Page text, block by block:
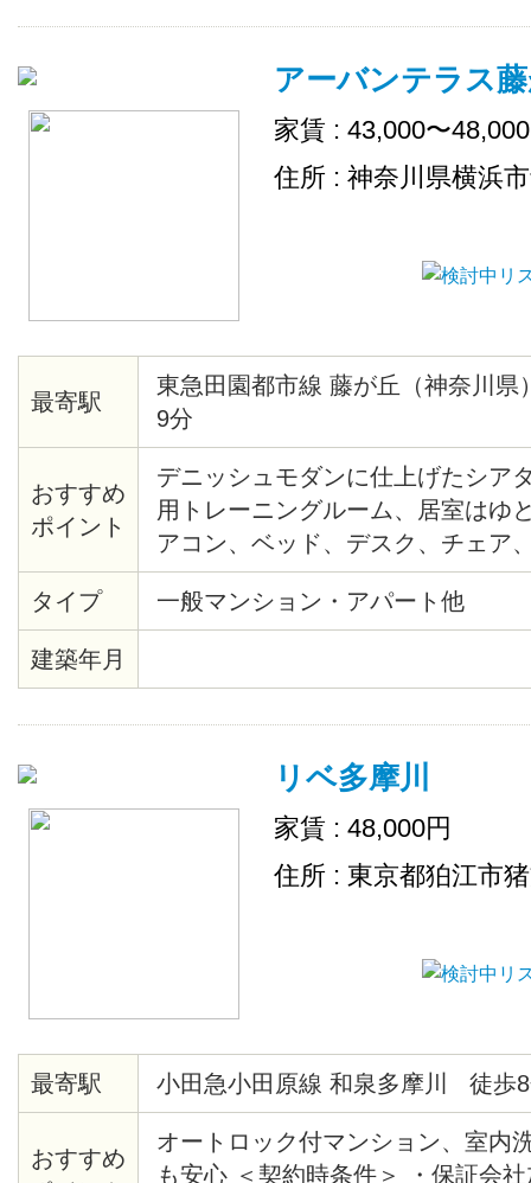
アーバンテラス
家賃 : 43,000〜
住所 : 神奈川県横浜
最寄駅
東急田園都市線 藤が丘（神奈川
9分
おすすめ
ポイント
デニッシュモダンに仕上げたシア
用トレーニングルーム、居室はゆ
アコン、ベッド、デスク、チェア
引っ越しも簡単。収納も十分です
タイプ
一般マンション・アパート他
建築年月
リベ多摩川
家賃 : 48,000円
住所 : 東京都狛江市
最寄駅 小田急小田原線 和泉多摩川 徒歩
おすすめ
オートロック付マンション、室内
も安心 ＜契約時条件＞ ・保証会